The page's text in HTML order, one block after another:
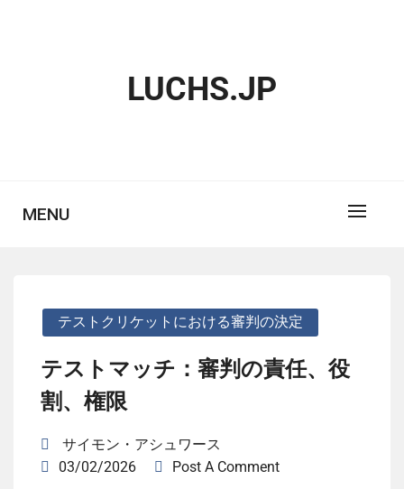
LUCHS.JP
MENU
テストクリケットにおける審判の決定
テストマッチ：審判の責任、役
割、権限
サイモン・アシュワース
03/02/2026
Post A Comment